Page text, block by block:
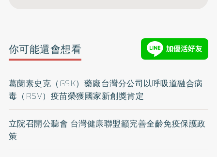
你可能還會想看
葛蘭素史克（GSK）藥廠台灣分公司以呼吸道融合病
毒（RSV）疫苗榮獲國家新創獎肯定
立院召開公聽會 台灣健康聯盟籲完善全齡免疫保護政
策